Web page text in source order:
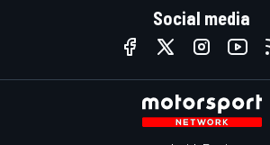
Social media